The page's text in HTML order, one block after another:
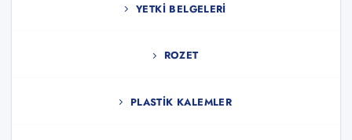
YETKI BELGELERI
ROZET
PLASTIK KALEMLER